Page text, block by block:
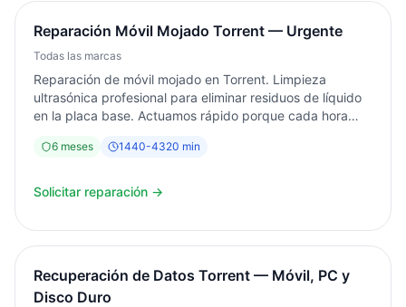
Reparación Móvil Mojado Torrent — Urgente
Todas las marcas
Reparación de móvil mojado en Torrent. Limpieza
ultrasónica profesional para eliminar residuos de líquido
en la placa base. Actuamos rápido porque cada hora
se trae en menos de 24 horas.
6 meses 1440-4320 min
Solicitar reparación →
Recuperación de Datos Torrent — Móvil, PC y
Disco Duro